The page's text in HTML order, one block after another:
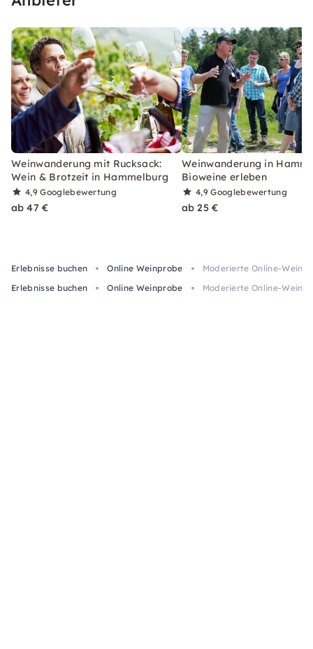
Weinwanderung mit Rucksack:
Wein & Brotzeit in Hammelburg
4,9Googlebewertung
ab 47 €
Weinwanderung in
Bioweine erleben
4,9Googlebewertung
ab 25 €
Erlebnisse buchen Online Weinprobe
Moderierte Online-
Erlebnisse buchen
Online Weinprobe Moderierte Online-